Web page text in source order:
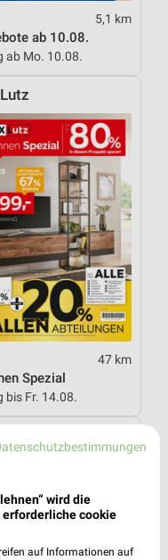
5,1 km
ab 10.08.
ab Mo. 10.08.
47 km
Spezial
bis Fr. 14.08.
wird die
cookie
auf Informationen auf